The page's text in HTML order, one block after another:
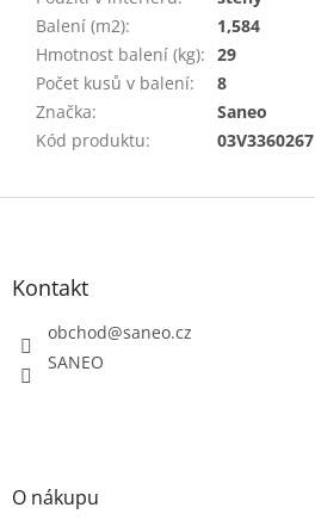
Balení (m2):
1,584
Hmotnost balení (kg): 29
Počet kusů v balení:
8
Značka:
Saneo
Kód produktu: 03V3360267
Z
Kontakt
obchod@saneo.cz
SANEO
O nákupu